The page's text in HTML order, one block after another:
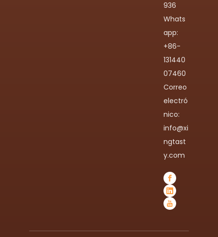
936
Whats
app:
+86-
131440
07460
Correo
electró
nico:
info@xi
ngtast
y.com